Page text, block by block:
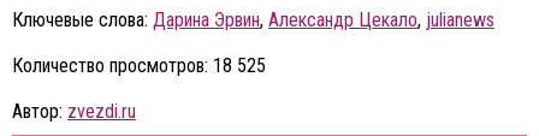
Ключевые слова: Дарина Эрвин, Александр Цекало, julianews
Количество просмотров: 18 525
Автор: zvezdi.ru